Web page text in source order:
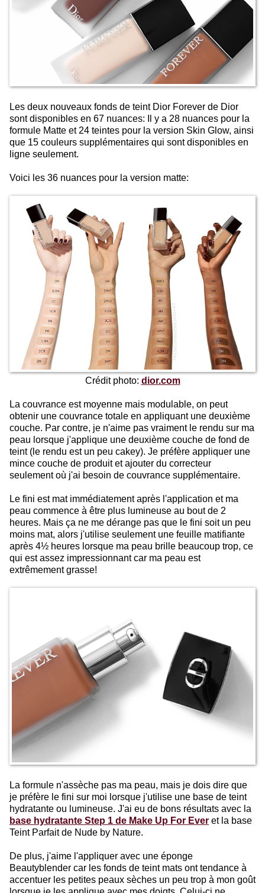
Les deux nouveaux fonds de teint Dior Forever de Dior
sont disponibles en 67 nuances: Il y a 28 nuances pour la
formule Matte et 24 teintes pour la version Skin Glow, ainsi
que 15 couleurs supplémentaires qui sont disponibles en
ligne seulement.
Voici les 36 nuances pour la version matte:
Crédit photo: dior.com
La couvrance est moyenne mais modulable, on peut
obtenir une couvrance totale en appliquant une deuxième
couche. Par contre, je n'aime pas vraiment le rendu sur ma
peau lorsque j'applique une deuxième couche de fond de
teint (le rendu est un peu cakey). Je préfère appliquer une
mince couche de produit et ajouter du correcteur
seulement où j'ai besoin de couvrance supplémentaire.
Le fini est mat immédiatement après l'application et ma
peau commence à être plus lumineuse au bout de 2
heures. Mais ça ne me dérange pas que le fini soit un peu
moins mat, alors j'utilise seulement une feuille matifiante
après 4½ heures lorsque ma peau brille beaucoup trop, ce
qui est assez impressionnant car ma peau est
extrêmement grasse!
La formule n'assèche pas ma peau, mais je dois dire que
je préfère le fini sur moi lorsque j'utilise une base de teint
hydratante ou lumineuse. J'ai eu de bons résultats avec la
base hydratante Step 1 de Make Up For Ever et la base
Teint Parfait de Nude by Nature.
De plus, j'aime l'appliquer avec une éponge
Beautyblender car les fonds de teint mats ont tendance à
accentuer les petites peaux sèches un peu trop à mon goût